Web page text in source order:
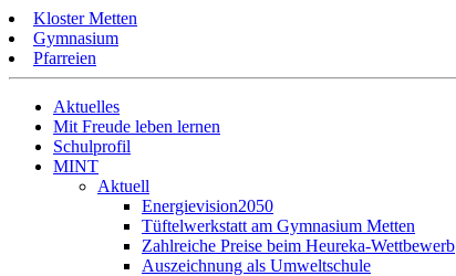
Kloster Metten
Gymnasium
Pfarreien
Aktuelles
Mit Freude leben lernen
Schulprofil
MINT
Aktuell
Energievision2050
Tüftelwerkstatt am Gymnasium Metten
Zahlreiche Preise beim Heureka-Wettbewerb
Auszeichnung als Umweltschule